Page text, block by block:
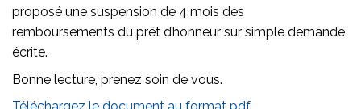
proposé une suspension de 4 mois des
remboursements du prêt d’honneur sur simple demande
écrite.
Bonne lecture, prenez soin de vous.